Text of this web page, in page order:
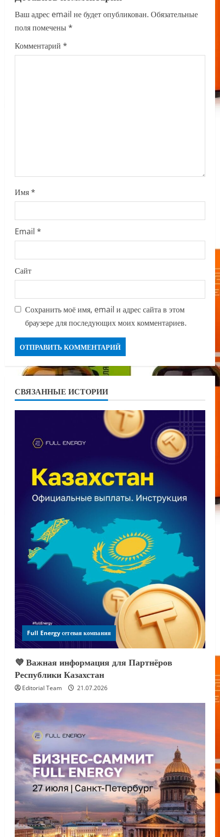
i
g
a
Ваш адрес email не будет опубликован. Обязательные
поля помечены*
Комментарий *
Имя*
Email *
Сайт
Сохранить моё имя, email и адрес сайта в этом
браузере для последующих моих комментариев.
СВЯЗАННЫЕ ИСТОРИИ
Full Energy сетевая компания
💜 Важная информация для Партнёров
Республики Казахстан
Editorial Team 21.07.2026